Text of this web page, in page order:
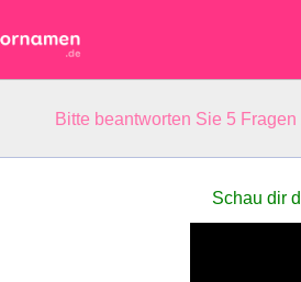
Bitte beantworten Sie 5
Schau dir